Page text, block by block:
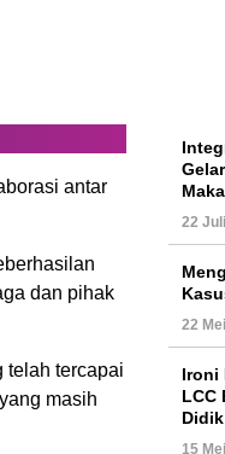
antar
dan pihak
telah tercapai
masih
22
22
Ironi
LCC
Didik
15